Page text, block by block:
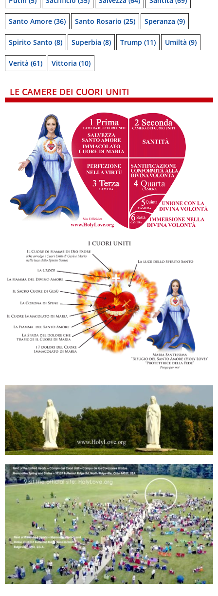
Santo Amore (36) Santo Rosario (25) Speranza (9)
Spirito Santo (8) Superbia (8) Trump (11) Umiltà (9)
Verità (61) Vittoria (10)
LE CAMERE DEI CUORI UNITI